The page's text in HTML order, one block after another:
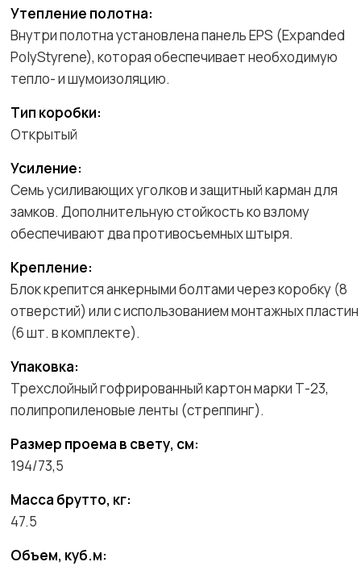
Утепление полотна:
Внутри полотна установлена панель EPS (Expanded
PolyStyrene), которая обеспечивает необходимую
тепло- и шумоизоляцию.
Тип коробки:
Открытый
Усиление:
Семь усиливающих уголков и защитный карман для
замков. Дополнительную стойкость ко взлому
обеспечивают два противосъемных штыря.
Крепление:
Блок крепится анкерными болтами через коробку (8
отверстий) или с использованием монтажных пластин
(6 шт. в комплекте).
Упаковка:
Трехслойный гофрированный картон марки Т-23,
полипропиленовые ленты (стреппинг).
Размер проема в свету, см:
194/73,5
Масса брутто, кг:
47.5
Объем, куб.м: